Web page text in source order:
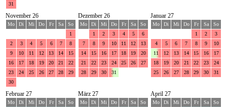
31
November 26
Mo Di Mi Do Fr Sa
So
1
2
3 4 5 6 7
8
9
10 11 12 13 14
15
16
17 18 19 20 21
22
23
24 25 26 27 28
29
30
Dezember 26
Mo Di Mi Do Fr Sa
So
1
2 3 4 5
6
7
8 9 10 11 12
13
14
15 16 17 18 19
20
21
22 23 24 25 26
27
28
29 30 31
Januar 27
Mo Di Mi Do Fr Sa
So
1
2
3
4
5 6 7 8 9
10
11
12 13 14 15 16
17
18
19 20 21 22 23
24
25
26 27 28 29 30 31
Februar 27
Mo Di Mi Do Fr Sa
So
März 27
Mo Di Mi Do Fr Sa
So
April 27
Mo Di Mi Do Fr Sa
So